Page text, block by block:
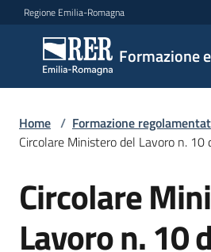
Vai al contenuto
Vai alla navigazione
Vai al footer
Regione Emilia-Romagna
Formazione
Formazione
e lavoro
Argomenti
Novità
Home / Formazione
Circolare Ministero del Lavoro n.
Circolare
Lavoro n. 10